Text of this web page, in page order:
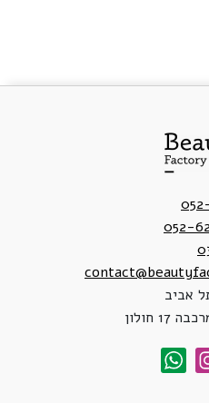
052-
חולון